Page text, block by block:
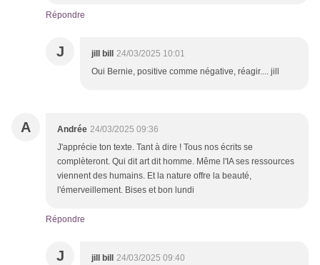
Répondre
J jill bill
24/03/2025 10:01
Oui Bernie, positive comme négative, réagir.... jill
A Andrée 24/03/2025 09:36
J'apprécie ton texte. Tant à dire ! Tous nos écrits se
complèteront. Qui dit art dit homme. Même l'IA ses ressources
viennent des humains. Et la nature offre la beauté,
l'émerveillement. Bises et bon lundi
Répondre
J jill bill
24/03/2025 09:40